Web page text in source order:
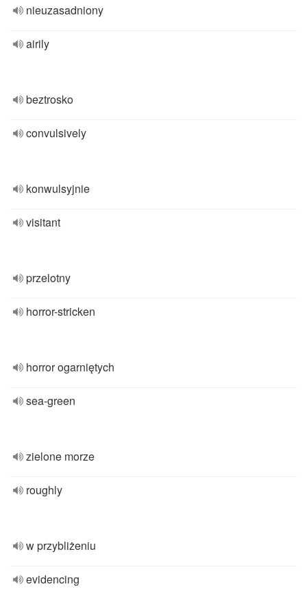
nieuzasadniony
airily
beztrosko
convulsively
konwulsyjnie
visitant
przelotny
horror-stricken
horror ogarniętych
sea-green
zielone morze
roughly
w przybliżeniu
evidencing